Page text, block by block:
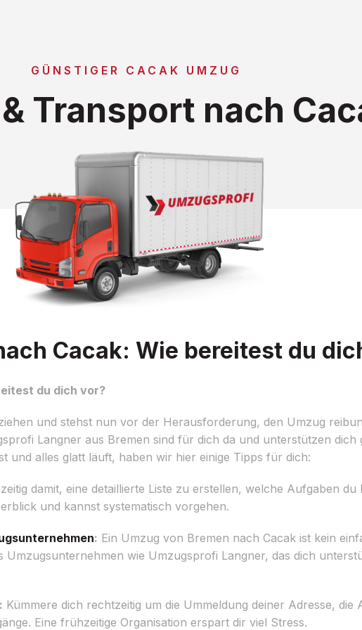
GÜNSTIGER CACAK UMZUG
Transport nach
Cacak: Wie bereitest du
du dich vor?
und stehst nun vor der Herausforderung, den Umzug
Langner aus Bremen sind für dich da und unterstützen dich
und alles glatt läuft, haben wir hier einige Tipps für dich:
damit, eine detaillierte Liste zu erstellen, welche Aufgaben
und kannst systematisch vorgehen.
: Ein Umzug von Bremen nach Cacak ist kein
wie Umzugsprofi Langner, das dich
Kümmere dich rechtzeitig um die Ummeldung deiner Adresse, die
Eine frühzeitige Organisation erspart dir viel Stress.